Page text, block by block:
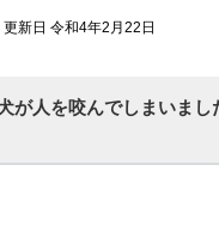
新日 令和4年2月22日
が人を咬んでしまいまし